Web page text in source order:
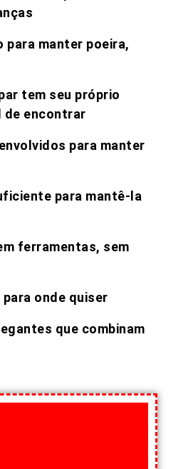
manter poeira,
tem seu próprio
de encontrar
para manter
para mantê-la
ferramentas, sem
onde quiser
que combinam